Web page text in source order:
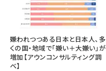
嫌われつつある日本と日本人、多
くの国・地域で「嫌い＋大嫌い」が
増加【アウンコンサルティング調
べ】